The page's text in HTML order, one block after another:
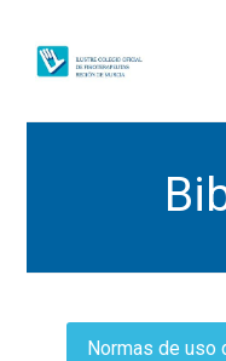
Normas de uso